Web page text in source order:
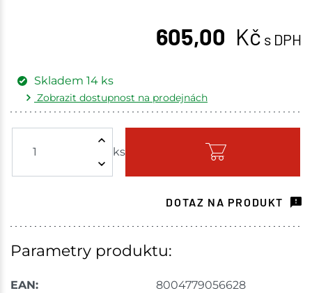
605,00 Kč s DPH
ks
Skladem 14 ks
Zobrazit dostupnost na prodejnách
Skladem - ihned k odeslání
Choceň 2 ks
DOTAZ NA PRODUKT
Parametry produktu:
EAN: 8004779056628